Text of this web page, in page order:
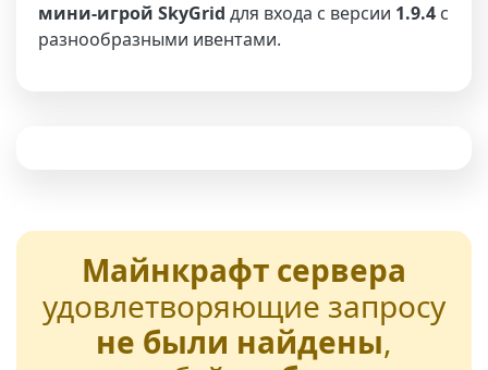
мини-игрой SkyGrid для входа с версии 1.9.4 с
разнообразными ивентами.
Майнкрафт сервера
удовлетворяющие запросу
не были найдены,